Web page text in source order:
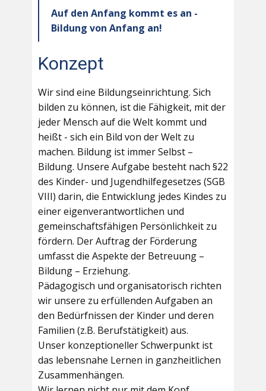
Auf den Anfang kommt es an -
Bildung von Anfang an!
Konzept
Wir sind eine Bildungseinrichtung. Sich
bilden zu können, ist die Fähigkeit, mit der
jeder Mensch auf die Welt kommt und
heißt - sich ein Bild von der Welt zu
machen. Bildung ist immer Selbst –
Bildung. Unsere Aufgabe besteht nach §22
des Kinder- und Jugendhilfegesetzes (SGB
VIII) darin, die Entwicklung jedes Kindes zu
einer eigenverantwortlichen und
gemeinschaftsfähigen Persönlichkeit zu
fördern. Der Auftrag der Förderung
umfasst die Aspekte der Betreuung –
Bildung – Erziehung.
Pädagogisch und organisatorisch richten
wir unsere zu erfüllenden Aufgaben an
den Bedürfnissen der Kinder und deren
Familien (z.B. Berufstätigkeit) aus.
Unser konzeptioneller Schwerpunkt ist
das lebensnahe Lernen in ganzheitlichen
Zusammenhängen.